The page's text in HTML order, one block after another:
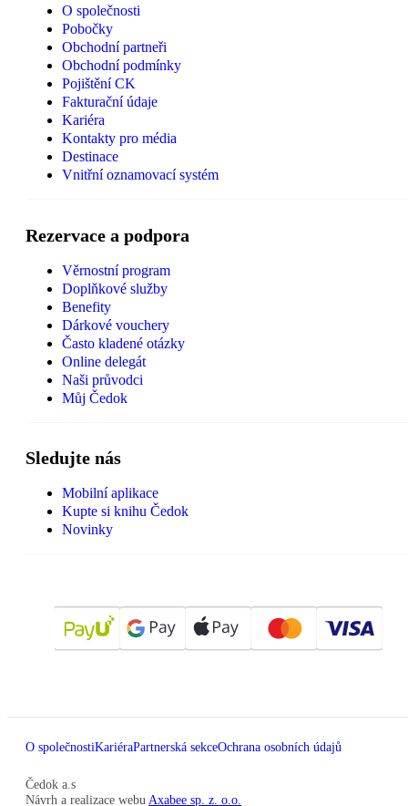
O společnosti
Pobočky
Obchodní partneři
Obchodní podmínky
Pojištění CK
Fakturační údaje
Kariéra
Kontakty pro média
Destinace
Vnitřní oznamovací systém
Rezervace a podpora
Věrnostní program
Doplňkové služby
Benefity
Dárkové vouchery
Často kladené otázky
Online delegát
Naši průvodci
Můj Čedok
Sledujte nás
Mobilní aplikace
Kupte si knihu Čedok
Novinky
O společnostiKariéraPartnerská sekceOchrana osobních údajů
Čedok a.s
Návrh a realizace webu Axabee sp. z. o.o.